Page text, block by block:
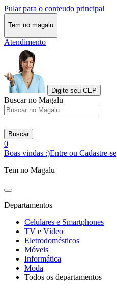
Pular para o conteudo principal
Tem no magalu
Atendimento
Digite seu CEP
Buscar no Magalu
Buscar
0
Boas vindas :)Entre ou Cadastre-se
Tem no Magalu
Departamentos
Celulares e Smartphones
TV e Vídeo
Eletrodomésticos
Móveis
Informática
Moda
Todos os departamentos